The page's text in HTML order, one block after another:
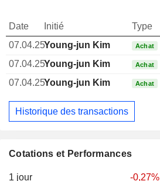
Cotations et Performances
1 jour
-0,27%
Date Initié Type
07.04.25Young-jun Kim Achat
07.04.25Young-jun Kim Achat
07.04.25Young-jun Kim Achat
Historique des transactions